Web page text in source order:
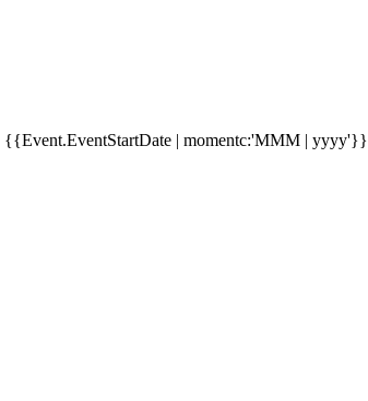
{{Event.EventStartDate | momentc:'MMM | yyyy'}}